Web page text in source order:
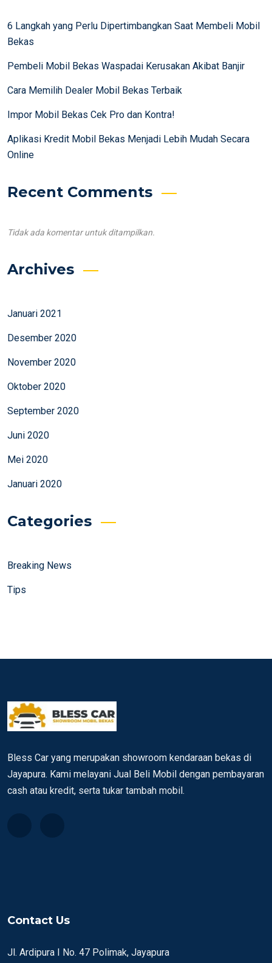
6 Langkah yang Perlu Dipertimbangkan Saat Membeli Mobil
Bekas
Pembeli Mobil Bekas Waspadai Kerusakan Akibat Banjir
Cara Memilih Dealer Mobil Bekas Terbaik
Impor Mobil Bekas Cek Pro dan Kontra!
Aplikasi Kredit Mobil Bekas Menjadi Lebih Mudah Secara
Online
Recent Comments
Tidak ada komentar untuk ditampilkan.
Archives
Januari 2021
Desember 2020
November 2020
Oktober 2020
September 2020
Juni 2020
Mei 2020
Januari 2020
Categories
Breaking News
Tips
Bless Car yang merupakan showroom kendaraan bekas di
Jayapura. Kami melayani Jual Beli Mobil dengan pembayaran
cash atau kredit, serta tukar tambah mobil.
Contact Us
Jl. Ardipura I No. 47 Polimak, Jayapura